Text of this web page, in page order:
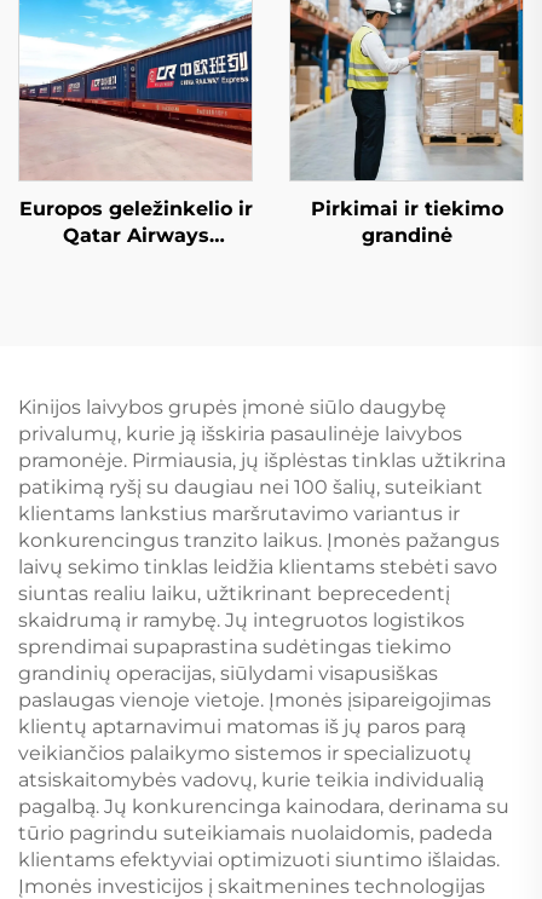
Europos geležinkelio ir
Qatar Airways
Pirkimai ir tiekimo
grandinė
Kinijos laivybos grupės įmonė siūlo daugybę
privalumų, kurie ją išskiria pasaulinėje laivybos
pramonėje. Pirmiausia, jų išplėstas tinklas užtikrina
patikimą ryšį su daugiau nei 100 šalių, suteikiant
klientams lankstius maršrutavimo variantus ir
konkurencingus tranzito laikus. Įmonės pažangus
laivų sekimo tinklas leidžia klientams stebėti savo
siuntas realiu laiku, užtikrinant beprecedentį
skaidrumą ir ramybę. Jų integruotos logistikos
sprendimai supaprastina sudėtingas tiekimo
grandinių operacijas, siūlydami visapusiškas
paslaugas vienoje vietoje. Įmonės įsipareigojimas
klientų aptarnavimui matomas iš jų paros parą
veikiančios palaikymo sistemos ir specializuotų
atsiskaitomybės vadovų, kurie teikia individualią
pagalbą. Jų konkurencinga kainodara, derinama su
tūrio pagrindu suteikiamais nuolaidomis, padeda
klientams efektyviai optimizuoti siuntimo išlaidas.
Įmonės investicijos į skaitmenines technologijas